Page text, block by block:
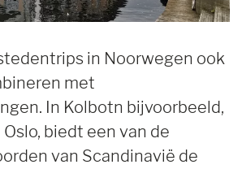
in Noorwegen ook
met
In Kolbotn bijvoorbeeld,
biedt een van de
van Scandinavië de